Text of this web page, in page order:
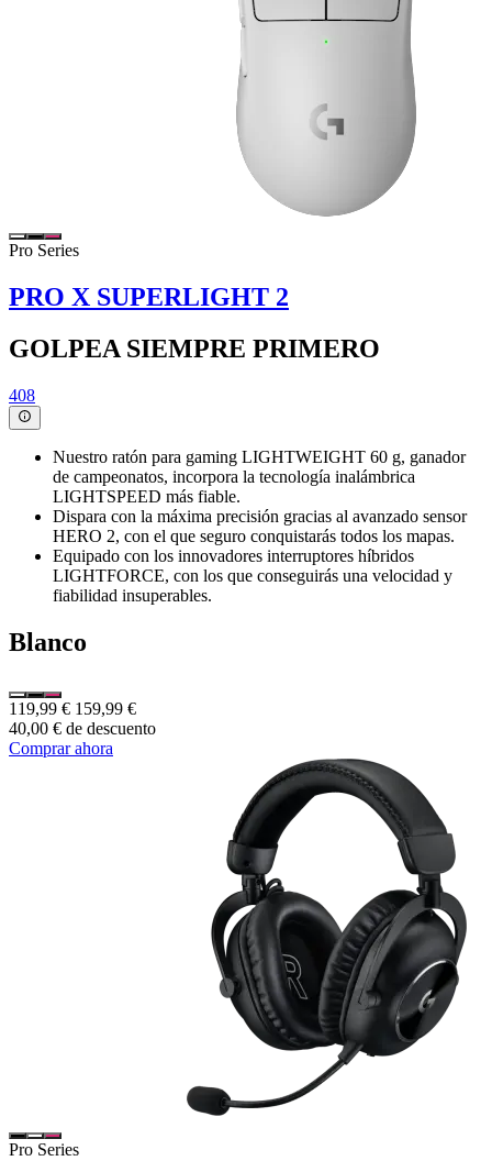
Pro Series
PRO X SUPERLIGHT 2
GOLPEA SIEMPRE PRIMERO
408
Nuestro ratón para gaming LIGHTWEIGHT 60 g, ganador
de campeonatos, incorpora la tecnología inalámbrica
LIGHTSPEED más fiable.
Dispara con la máxima precisión gracias al avanzado sensor
HERO 2, con el que seguro conquistarás todos los mapas.
Equipado con los innovadores interruptores híbridos
LIGHTFORCE, con los que conseguirás una velocidad y
fiabilidad insuperables.
Blanco
119,99 € 159,99 €
40,00 € de descuento
Comprar ahora
Pro Series